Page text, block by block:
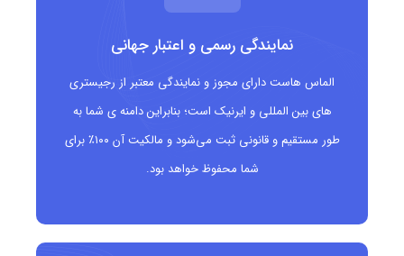
انتقال واضح حوزه فعالیت بازی های بخت آزمایی
جذب مخاطبان هدفمند علاقه مند به بازی های سرگرمی
تقویت هویت برند در صنعت بازی های آنلاین
دامنه ای خاص، مرتبط و به یادماندنی
ایجاد تمایز نسبت به دامنه های عمومی
دامنه .bingo برای چه کسانی مناسب است؟
نمایندگی رسمی و اعتبار جهانی
الماس هاست دارای مجوز و نمایندگی معتبر از رجیستری
های بین المللی و ایرنیک است؛ بنابراین دامنه ی شما به
طور مستقیم و قانونی ثبت می‌شود و مالکیت آن ۱۰۰٪ برای
شما محفوظ خواهد بود.